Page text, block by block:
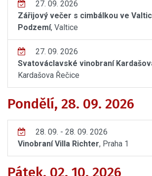
27. 09. 2026
Zářijový večer s cimbálkou ve
Podzemí, Valtice
27. 09. 2026
Svatováclavské vinobraní
Kardašova Řečice
Pondělí, 28. 09. 2026
28. 09. - 28. 09. 2026
Vinobraní Villa Richter, Praha 1
Pátek, 02. 10. 2026